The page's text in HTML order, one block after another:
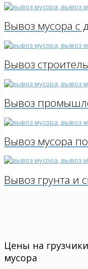
Вывоз мусора с
Вывоз
Вывоз
Вывоз мусора
Вывоз грунта и
Цены на
мусора